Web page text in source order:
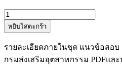
จำนวน
แนว
นัก
วิชาการ
หยิบใส่ตะกร้า
รายละเอียดภายในชุด แนวข้อสอ
กรมส่งเสริมอุตสาหกรรม PDFแล